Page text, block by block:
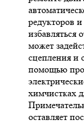
редукторов
избавляться
может
сцепления и
помощью
химчистках
оставляет